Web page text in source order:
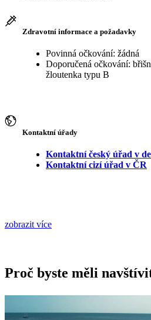
Zdravotní informace a požadavky
Povinná očkování: žádná
Doporučená očkování:
žloutenka typu B
Kontaktní úřady
Kontaktní český úřad v
Kontaktní cizí úřad v ČR
zobrazit více
Proč byste měli